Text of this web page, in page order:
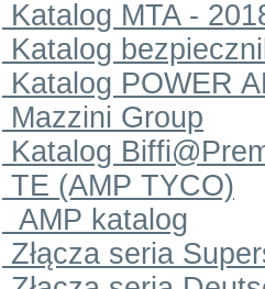
Katalog MTA -
Katalog
Katalog POWER
Mazzini Group
Katalog
TE (AMP TYCO)
AMP katalog
Złącza seria